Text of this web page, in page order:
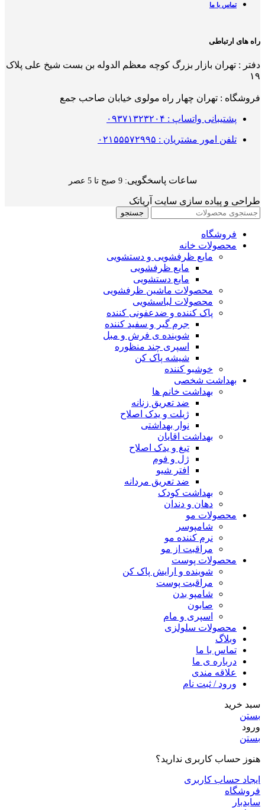
تماس با ما
راه های ارتباطی
دفتر : تهران بازار بزرگ کوچه معظم الدوله بن بست شیخ علی پلاک
۱۹
فروشگاه : تهران چهار راه مولوی خیابان صاحب جمع
پشتیبانی واتساپ : ۰۹۳۷۱۳۲۳۲۰۴
تلفن امور مشتریان : ۰۲۱۵۵۵۷۲۹۹۵
ساعات پاسخگویی: 9 صبح تا 5 عصر
طراحی و پیاده سازی سایت آریاتک
جستجو
فروشگاه
محصولات خانه
مایع ظرفشویی و دستشویی
مایع ظرفشویی
مایع دستشویی
محصولات ماشین ظرفشویی
محصولات لباسشویی
پاک کننده و ضدعفونی کننده
جرم گیر و سفید کننده
شوینده ی فرش و مبل
اسپری چند منظوره
شیشه پاک کن
خوشبو کننده
بهداشت شخصی
بهداشت خانم ها
ضد تعریق زنانه
ژیلت و یدک اصلاح
نوار بهداشتی
بهداشت اقایان
تیغ و یدک اصلاح
ژل و فوم
افتر شیو
ضد تعریق مردانه
بهداشت کودک
دهان و دندان
محصولات مو
شامپوسر
نرم کننده مو
مراقبت از مو
محصولات پوست
شوینده و ارایش پاک کن
مراقبت پوست
شامپو بدن
صابون
اسپری و مام
محصولات سلولزی
وبلاگ
تماس با ما
درباره ی ما
علاقه مندی
ورود / ثبت نام
سبد خرید
بستن
ورود
بستن
هنوز حساب کاربری ندارید؟
ایجاد حساب کاربری
فروشگاه
سایدبار